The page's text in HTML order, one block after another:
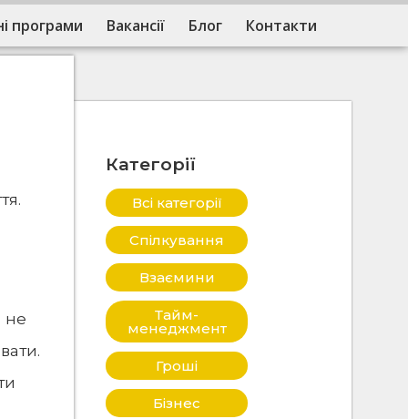
програми Вакансії Блог Контакти
не
Категорії
Всі категорії
Спілкування
Взаємини
Тайм-
менеджмент
Гроші
Бізнес